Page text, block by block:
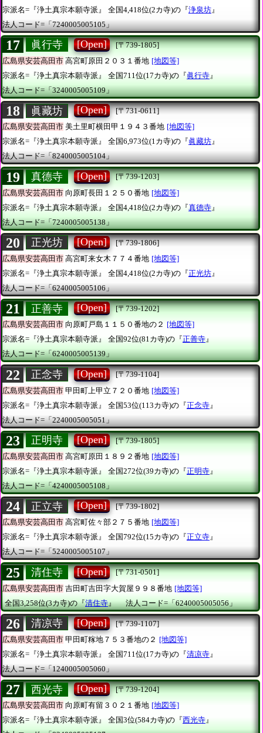
宗派名=『浄土真宗本願寺派』
全国4,418位(2カ寺)の『浄泉坊 』
法人コード=「7240005005105」
17 眞行寺 [Open]
[〒739-1805]
広島県安芸高田市 高宮町原田２０３１番地 [地図等]
宗派名=『浄土真宗本願寺派』
全国711位(17カ寺)の『眞行寺 』
法人コード=「3240005005109」
18 眞藏坊 [Open]
[〒731-0611]
広島県安芸高田市 美土里町横田甲１９４３番地 [地図等]
宗派名=『浄土真宗本願寺派』
全国6,973位(1カ寺)の『眞藏坊』
法人コード=「8240005005104」
19 真德寺 [Open]
[〒739-1203]
広島県安芸高田市 向原町長田１２５０番地 [地図等]
宗派名=『浄土真宗本願寺派』
全国4,418位(2カ寺)の『真德寺 』
法人コード=「7240005005138」
20 正光坊 [Open]
[〒739-1806]
広島県安芸高田市 高宮町来女木７７４番地 [地図等]
宗派名=『浄土真宗本願寺派』
全国4,418位(2カ寺)の『正光坊 』
法人コード=「6240005005106」
21 正善寺 [Open]
[〒739-1202]
広島県安芸高田市 向原町戸島１１５０番地の２ [地図等]
宗派名=『浄土真宗本願寺派』
全国92位(81カ寺)の『正善寺』
法人コード=「6240005005139」
22 正念寺 [Open]
[〒739-1104]
広島県安芸高田市 甲田町上甲立７２０番地 [地図等]
宗派名=『浄土真宗本願寺派』
全国53位(113カ寺)の『正念寺 』
法人コード=「2240005005051」
23 正明寺 [Open]
[〒739-1805]
広島県安芸高田市 高宮町原田１８９２番地 [地図等]
宗派名=『浄土真宗本願寺派』
全国272位(39カ寺)の『正明寺 』
法人コード=「4240005005108」
24 正立寺 [Open]
[〒739-1802]
広島県安芸高田市 高宮町佐々部２７５番地 [地図等]
宗派名=『浄土真宗本願寺派』
全国792位(15カ寺)の『正立寺』
法人コード=「5240005005107」
25 清住寺 [Open]
[〒731-0501]
広島県安芸高田市 吉田町吉田字大賀屋９９８番地 [地図等]
全国3,258位(3カ寺)の『清住寺』 法人コード=「6240005005056」
26 清凉寺 [Open]
[〒739-1107]
広島県安芸高田市 甲田町糘地７５３番地の２ [地図等]
宗派名=『浄土真宗本願寺派』
全国711位(17カ寺)の『清凉寺 』
法人コード=「1240005005060」
27 西光寺 [Open]
[〒739-1204]
広島県安芸高田市 向原町有留３０２１番地 [地図等]
宗派名=『浄土真宗本願寺派』
全国3位(584カ寺)の『西光寺』